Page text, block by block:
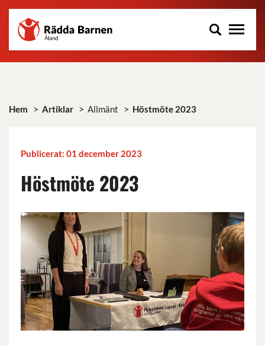
Hoppa
till
huvudinnehåll
Rädda
Barnen
på
Åland
Hem > Artiklar > Allmänt > Höstmöte 2023
Publicerat: 01 december 2023
Höstmöte 2023